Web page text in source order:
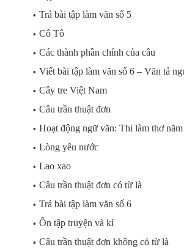
Trả bài tập làm văn số 5
Cô Tô
Các thành phần chính của câu
Viết bài tập làm văn số 6 – Văn tả
Cây tre Việt Nam
Câu trần thuật đơn
Hoạt động ngữ văn: Thi làm thơ
Lòng yêu nước
Lао хао
Câu trần thuật đơn có từ là
Trả bài tập làm văn số 6
Ôn tập truyện và kí
Câu trần thuật đơn không có từ là